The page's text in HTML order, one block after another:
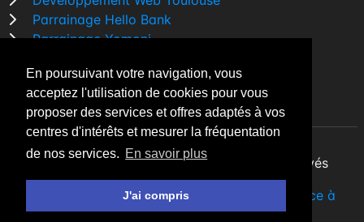
En poursuivant votre navigation, vous
acceptez l'utilisation de cookies pour vous
proposer des services et offres adaptés à vos
centres d'intérêts et mesurer la fréquentation
de nos services. En savoir plus
J'ai compris
Parrainage Hello Bank
Parrainage Yomoni
Comparatif banque
By Night v5.7.3| © 2026 - Tous droits réservés
par undéveloppeur Web Freelance à
Toulouse